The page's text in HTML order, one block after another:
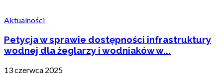
Aktualności
Petycja w sprawie dostępności infrastruktury
wodnej dla żeglarzy i wodniaków w...
13 czerwca 2025